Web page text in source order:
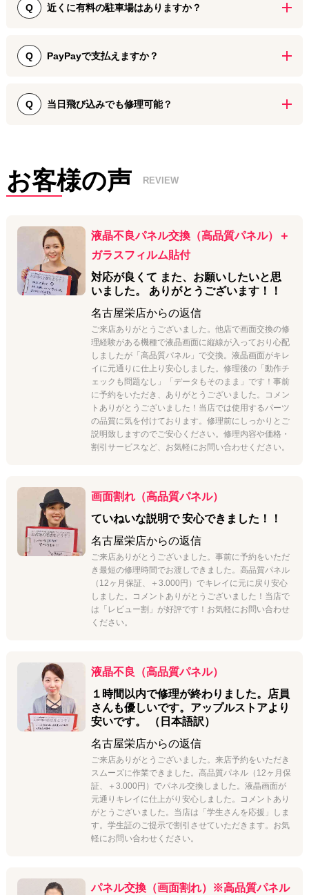
があります。一方、ダイワンテレコム名古屋栄店では、iPhoneの画
面修理やバッテリー交換などを、データはそのままで即日対応でき
身に合った修理方法を選ぶことをおすすめします。
Q 近くに有料の駐車場はありますか？
市栄第11、タイムズSAKAEなどは収容台数が多くて便利です。
Q PayPayで支払えますか？
す。 現金払いのほか、クレジットカード（VISA、Mastercard、
JCB、AMEX等）、電子マネー（交通系IC、iD、QUICPay）、各種
Q 当日飛び込みでも修理可能？
古屋栄店へお気軽にお立ち寄りください。なお、事前にお電話や
WEB・LINEからご予約いただくことで、混雑時でも優先的にご案内
が可能です。
お客様の声 REVIEW
液晶不良パネル交換（高品質パネル）＋
ガラスフィルム貼付
対応が良くて また、お願いしたいと思
いました。 ありがとうございます！！
名古屋栄店からの返信
ご来店ありがとうございました。他店で画面交換の修
理経験がある機種で液晶画面に縦線が入っており心配
しましたが「高品質パネル」で交換。液晶画面がキレ
イに元通りに仕上り安心しました。修理後の「動作チ
ェックも問題なし」「データもそのまま」です！事前
に予約をいただき、ありがとうございました。コメン
トありがとうございました！当店では使用するパーツ
の品質に気を付けております。修理前にしっかりとご
説明致しますのでご安心ください。修理内容や価格・
割引サービスなど、お気軽にお問い合わせください。
画面割れ（高品質パネル）
ていねいな説明で 安心できました！！
名古屋栄店からの返信
ご来店ありがとうございました。事前に予約をいただ
き最短の修理時間でお渡しできました。高品質パネル
（12ヶ月保証、＋3.000円）でキレイに元に戻り安心
しました。コメントありがとうございました！当店で
は「レビュー割」が好評です！お気軽にお問い合わせ
ください。
液晶不良（高品質パネル）
１時間以内で修理が終わりました。店員
さんも優しいです。アップルストアより
安いです。 （日本語訳）
名古屋栄店からの返信
ご来店ありがとうございました。来店予約をいただき
スムーズに作業できました。高品質パネル（12ヶ月保
証、＋3.000円）でパネル交換しました。液晶画面が
元通りキレイに仕上がり安心しました。コメントあり
がとうございました。当店は「学生さんを応援」しま
す。学生証のご提示で割引させていただきます。お気
軽にお問い合わせください。
パネル交換（画面割れ）※高品質パネル